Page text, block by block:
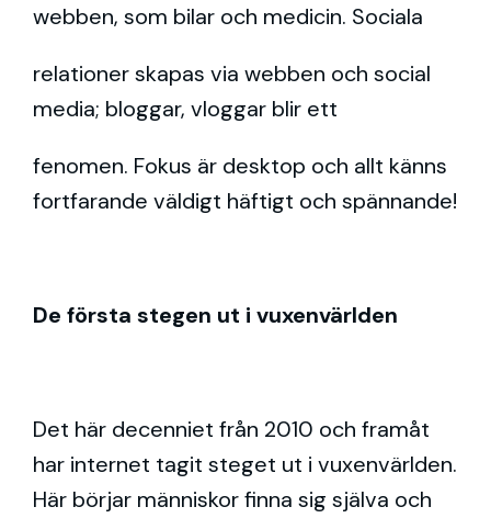
webben, som bilar och medicin. Sociala
relationer skapas via webben och social
media; bloggar, vloggar blir ett
fenomen. Fokus är desktop och allt känns
fortfarande väldigt häftigt och spännande!
De första stegen ut i vuxenvärlden
Det här decenniet från 2010 och framåt
har internet tagit steget ut i vuxenvärlden.
Här börjar människor finna sig själva och